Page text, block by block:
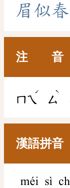
眉 似春
注 音
ㄇㄟ
ˊ
ㄙ
ˋ
漢語拼音
méi sì